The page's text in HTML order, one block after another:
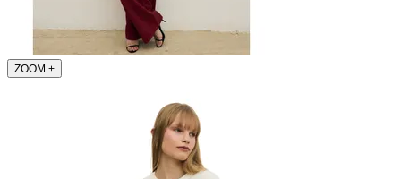
ZOOM +